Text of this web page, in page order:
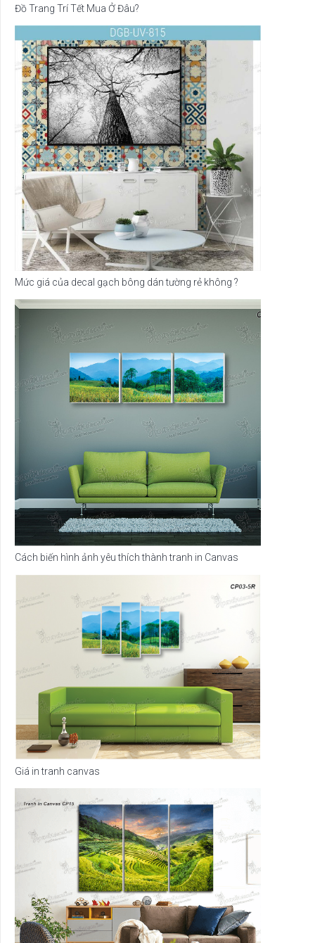
Đồ Trang Trí Tết Mua Ở Đâu?
Mức giá của decal gạch bông dán tường rẻ không ?
Cách biến hình ảnh yêu thích thành tranh in Canvas
Giá in tranh canvas